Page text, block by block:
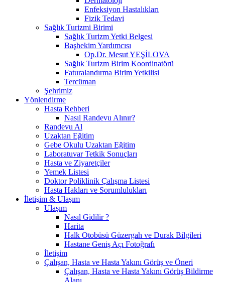
Enfeksiyon Hastalıkları
Fizik Tedavi
Sağlık Turizmi Birimi
Sağlık Turizm Yetki Belgesi
Başhekim Yardımcısı
Op.Dr. Mesut YEŞİLOVA
Sağlık Turizm Birim Koordinatörü
Faturalandırma Birim Yetkilisi
Tercüman
Şehrimiz
Yönlendirme
Hasta Rehberi
Nasıl Randevu Alınır?
Randevu Al
Uzaktan Eğitim
Gebe Okulu Uzaktan Eğitim
Laboratuvar Tetkik Sonuçları
Hasta ve Ziyaretçiler
Yemek Listesi
Doktor Poliklinik Çalışma Listesi
Hasta Hakları ve Sorumlulukları
İletişim & Ulaşım
Ulaşım
Nasıl Gidilir ?
Harita
Halk Otobüsü Güzergah ve Durak Bilgileri
Hastane Geniş Açı Fotoğrafı
İletişim
Çalışan, Hasta ve Hasta Yakını Görüş ve Öneri
Çalışan, Hasta ve Hasta Yakını Görüş Bildirme
Alanı